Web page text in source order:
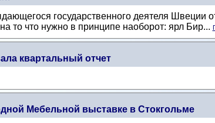
государственного деятеля Швеции
то что нужно в принципе наоборот: ярл Бир...
квартальный отчет
Мебельной выставке в Стокгольме